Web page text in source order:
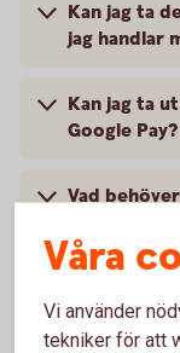
Kan jag ta
jag handlar
Kan jag ta
Google Pay?
Vad
Våra
Vi använder
tekniker för att